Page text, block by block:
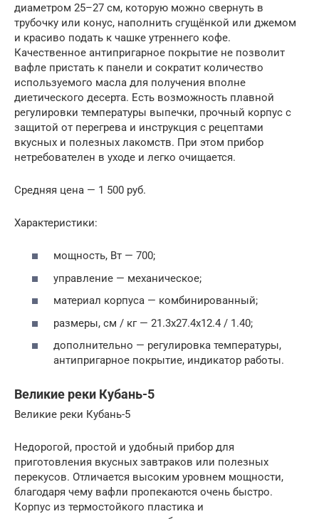
диаметром 25–27 см, которую можно свернуть в
трубочку или конус, наполнить сгущёнкой или джемом
и красиво подать к чашке утреннего кофе.
Качественное антипригарное покрытие не позволит
вафле пристать к панели и сократит количество
используемого масла для получения вполне
диетического десерта. Есть возможность плавной
регулировки температуры выпечки, прочный корпус с
защитой от перегрева и инструкция с рецептами
вкусных и полезных лакомств. При этом прибор
нетребователен в уходе и легко очищается.
Средняя цена — 1 500 руб.
Характеристики:
мощность, Вт — 700;
управление — механическое;
материал корпуса — комбинированный;
размеры, см / кг — 21.3х27.4х12.4 / 1.40;
дополнительно — регулировка температуры,
антипригарное покрытие, индикатор работы.
Великие реки Кубань-5
Великие реки Кубань-5
Недорогой, простой и удобный прибор для
приготовления вкусных завтраков или полезных
перекусов. Отличается высоким уровнем мощности,
благодаря чему вафли пропекаются очень быстро.
Корпус из термостойкого пластика и